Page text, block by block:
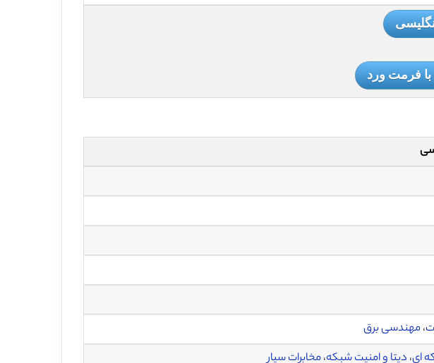
فرمت ورد
،مهندسی برق
ای، دیتا و امنیت شبکه،مخابرات سیار